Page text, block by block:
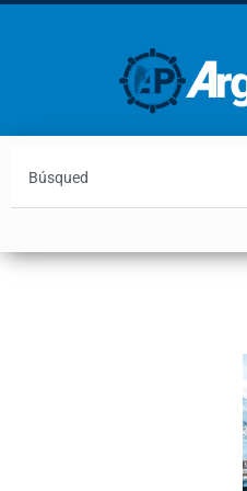
¡Sumate a
Email
Estoy de acuerdo